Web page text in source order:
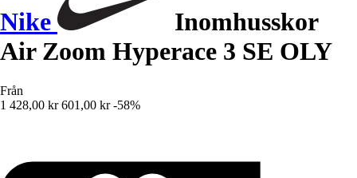
Nike
Inomhusskor
Air Zoom Hyperace 3 SE OLY
Från
1 428,00 kr 601,00 kr -58%